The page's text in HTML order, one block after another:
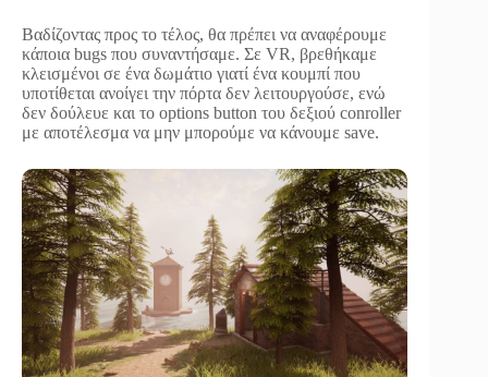
Βαδίζοντας προς το τέλος, θα πρέπει να αναφέρουμε
κάποια bugs που συναντήσαμε. Σε VR, βρεθήκαμε
κλεισμένοι σε ένα δωμάτιο γιατί ένα κουμπί που
υποτίθεται ανοίγει την πόρτα δεν λειτουργούσε, ενώ
δεν δούλευε και το options button του δεξιού conroller
με αποτέλεσμα να μην μπορούμε να κάνουμε save.